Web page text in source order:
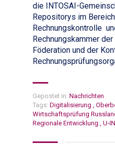
die INTOSAI-
Repositorys im
Rechnungskontrolle
Rechnungskammer
Föderation und der
Gepostet in: Nachrichten
Tags: Digitalisierung
Wirtschaftsprüfung
Regionale Entwicklung
U-